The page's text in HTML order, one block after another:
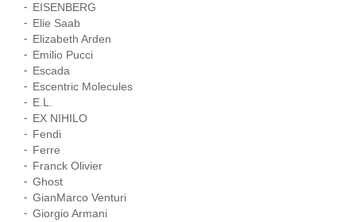
EISENBERG
Elie Saab
Elizabeth Arden
Emilio Pucci
Escada
Escentric Molecules
E.L.
EX NIHILO
Fendi
Ferre
Franck Olivier
Ghost
GianMarco Venturi
Giorgio Armani